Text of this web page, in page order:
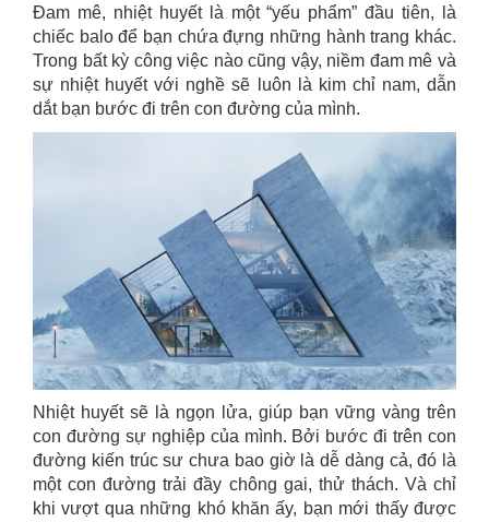
Đam mê, nhiệt huyết là một “yếu phẩm” đầu tiên, là
chiếc balo để bạn chứa đựng những hành trang khác.
Trong bất kỳ công việc nào cũng vậy, niềm đam mê và
sự nhiệt huyết với nghề sẽ luôn là kim chỉ nam, dẫn
dắt bạn bước đi trên con đường của mình.
Nhiệt huyết sẽ là ngọn lửa, giúp bạn vững vàng trên
con đường sự nghiệp của mình. Bởi bước đi trên con
đường kiến trúc sư chưa bao giờ là dễ dàng cả, đó là
một con đường trải đầy chông gai, thử thách. Và chỉ
khi vượt qua những khó khăn ấy, bạn mới thấy được